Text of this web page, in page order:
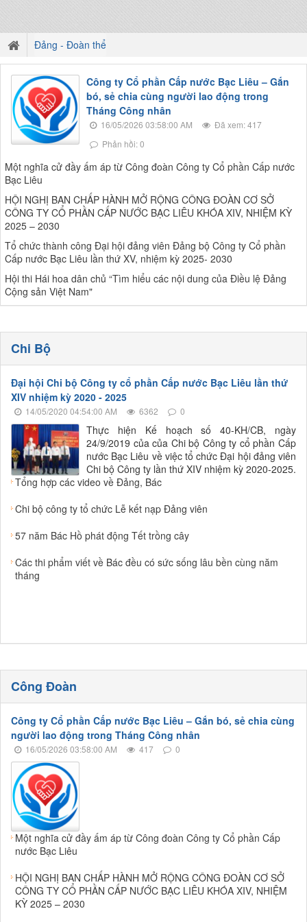
Đảng - Đoàn thể
Công ty Cổ phần Cấp nước Bạc Liêu – Gắn
bó, sẻ chia cùng người lao động trong
Tháng Công nhân
16/05/2026 03:58:00 AM
Đã xem: 417
Phản hồi: 0
Một nghĩa cử đầy ấm áp từ Công đoàn Công ty Cổ phần Cấp nước
Bạc Liêu
HỘI NGHỊ BAN CHẤP HÀNH MỞ RỘNG CÔNG ĐOÀN CƠ SỞ
CÔNG TY CỔ PHẦN CẤP NƯỚC BẠC LIÊU KHÓA XIV, NHIỆM KỲ
2025 – 2030
Tổ chức thành công Đại hội đảng viên Đảng bộ Công ty Cổ phần
Cấp nước Bạc Liêu lần thứ XV, nhiệm kỳ 2025- 2030
Hội thi Hái hoa dân chủ “Tìm hiểu các nội dung của Điều lệ Đảng
Cộng sản Việt Nam"
Chi Bộ
Đại hội Chi bộ Công ty cổ phần Cấp nước Bạc Liêu lần thứ
XIV nhiệm kỳ 2020 - 2025
14/05/2020 04:54:00 AM 6362 0
Thực hiện Kế hoạch số 40-KH/CB, ngày
24/9/2019 của của Chi bộ Công ty cổ phần Cấp
nước Bạc Liêu về việc tổ chức Đại hội đảng viên
Chi bộ Công ty lần thứ XIV nhiệm kỳ 2020-2025.
Tổng hợp các video về Đảng, Bác
Chi bộ công ty tổ chức Lễ kết nạp Đảng viên
57 năm Bác Hồ phát động Tết trồng cây
Các thi phẩm viết về Bác đều có sức sống lâu bền cùng năm
tháng
Công Đoàn
Công ty Cổ phần Cấp nước Bạc Liêu – Gắn bó, sẻ chia cùng
người lao động trong Tháng Công nhân
16/05/2026 03:58:00 AM 417 0
Một nghĩa cử đầy ấm áp từ Công đoàn Công ty Cổ phần Cấp
nước Bạc Liêu
HỘI NGHỊ BAN CHẤP HÀNH MỞ RỘNG CÔNG ĐOÀN CƠ SỞ
CÔNG TY CỔ PHẦN CẤP NƯỚC BẠC LIÊU KHÓA XIV, NHIỆM
KỲ 2025 – 2030